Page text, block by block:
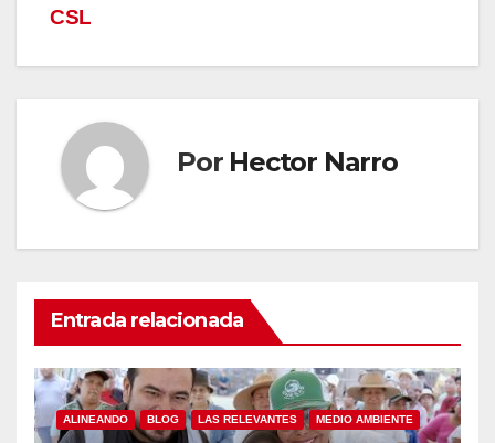
CSL
Por Hector Narro
Entrada relacionada
ALINEANDO BLOG LAS RELEVANTES MEDIO AMBIENTE